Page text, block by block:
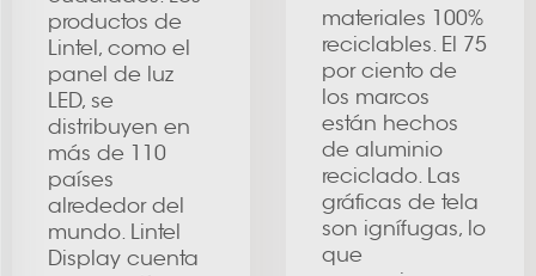
productos de
Lintel, como el
panel de luz
LED, se
distribuyen en
más de 110
países
alrededor del
mundo. Lintel
Display cuenta
materiales 100%
reciclables. El 75
por ciento de
los marcos
están hechos
de aluminio
reciclado. Las
gráficas de tela
son ignífugas, lo
que